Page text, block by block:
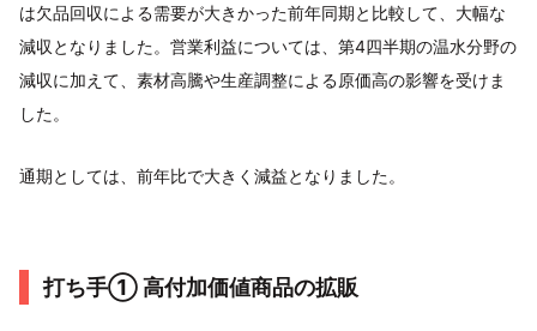
は欠品回収による需要が大きかった前年同期と比較して、大幅な
減収となりました。営業利益については、第4四半期の温水分野の
減収に加えて、素材高騰や生産調整による原価高の影響を受けま
した。
通期としては、前年比で大きく減益となりました。
打ち手① 高付加価値商品の拡販